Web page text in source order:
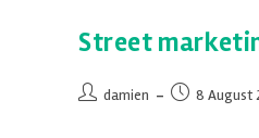
Street
damien 8 August